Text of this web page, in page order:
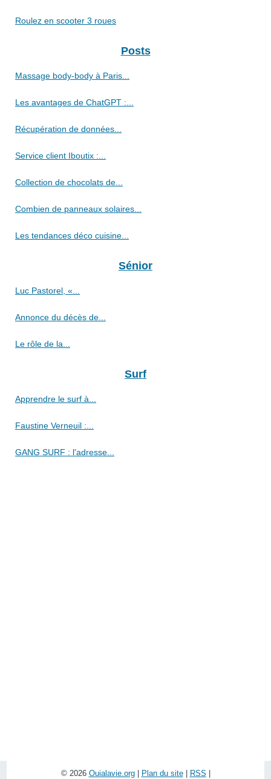
Roulez en scooter 3 roues
Posts
Massage body-body à Paris...
Les avantages de ChatGPT :...
Récupération de données...
Service client Iboutix :...
Collection de chocolats de...
Combien de panneaux solaires...
Les tendances déco cuisine...
Sénior
Luc Pastorel, «...
Annonce du décès de...
Le rôle de la...
Surf
Apprendre le surf à...
Faustine Verneuil :...
GANG SURF : l'adresse...
© 2026 Ouialavie.org| Plan du site| RSS